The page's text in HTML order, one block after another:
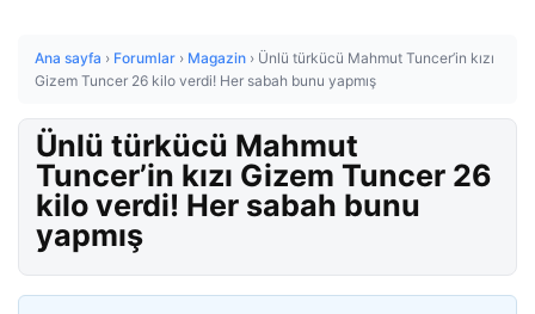
Ana sayfa › Forumlar › Magazin › Ünlü türkücü Mahmut Tuncer’in kızı
Gizem Tuncer 26 kilo verdi! Her sabah bunu yapmış
Ünlü türkücü Mahmut
Tuncer’in kızı Gizem Tuncer 26
kilo verdi! Her sabah bunu
yapmış